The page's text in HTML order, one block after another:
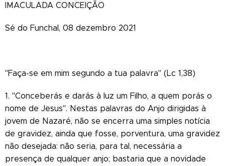
IMACULADA CONCEIÇÃO
Sé do Funchal, 08 dezembro 2021
"Faça-se em mim segundo a tua palavra" (Lc 1,38)
1. "Conceberás e darás à luz um Filho, a quem porás o
nome de Jesus". Nestas palavras do Anjo dirigidas à
jovem de Nazaré, não se encerra uma simples notícia
de gravidez, ainda que fosse, porventura, uma gravidez
não desejada: não seria, para tal, necessária a
presença de qualquer anjo; bastaria que a novidade